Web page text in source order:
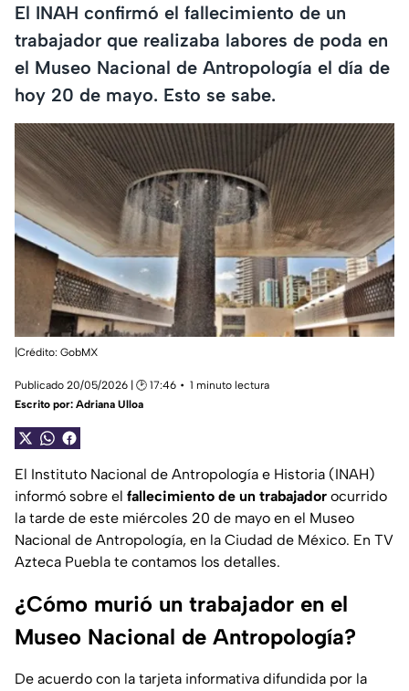
El INAH confirmó el fallecimiento de un
trabajador que realizaba labores de poda en
el Museo Nacional de Antropología el día de
hoy 20 de mayo. Esto se sabe.
|Crédito: GobMX
Publicado 20/05/2026 | 🕑 17:46
1 minuto lectura
Escrito por: Adriana Ulloa
El Instituto Nacional de Antropología e Historia (INAH)
informó sobre el fallecimiento de un trabajador ocurrido
la tarde de este miércoles 20 de mayo en el Museo
Nacional de Antropología, en la Ciudad de México. En TV
Azteca Puebla te contamos los detalles.
¿Cómo murió un trabajador en el
Museo Nacional de Antropología?
De acuerdo con la tarjeta informativa difundida por la